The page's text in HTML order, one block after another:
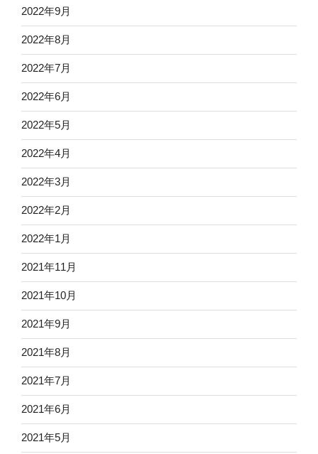
2022年9月
2022年8月
2022年7月
2022年6月
2022年5月
2022年4月
2022年3月
2022年2月
2022年1月
2021年11月
2021年10月
2021年9月
2021年8月
2021年7月
2021年6月
2021年5月